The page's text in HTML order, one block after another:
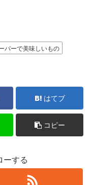
パーで美味しいもの
はてブ
コピー
ーする